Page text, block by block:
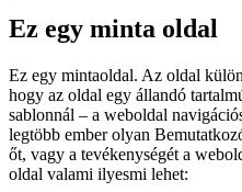
Ez egy minta oldal
Ez egy mintaoldal. Az oldal
hogy az oldal egy állandó
sablonnál – a weboldal
legtöbb ember olyan
őt, vagy a tevékenységét a
oldal valami ilyesmi lehet: